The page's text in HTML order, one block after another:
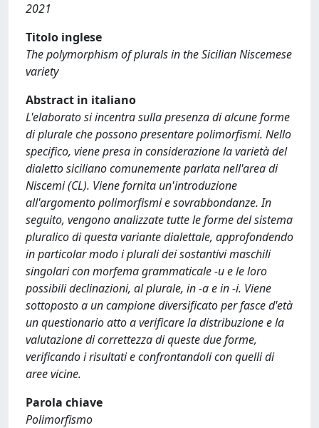
2021
Titolo inglese
The polymorphism of plurals in the Sicilian Niscemese
variety
Abstract in italiano
L'elaborato si incentra sulla presenza di alcune forme
di plurale che possono presentare polimorfismi. Nello
specifico, viene presa in considerazione la varietà del
dialetto siciliano comunemente parlata nell'area di
Niscemi (CL). Viene fornita un'introduzione
all'argomento polimorfismi e sovrabbondanze. In
seguito, vengono analizzate tutte le forme del sistema
pluralico di questa variante dialettale, approfondendo
in particolar modo i plurali dei sostantivi maschili
singolari con morfema grammaticale -u e le loro
possibili declinazioni, al plurale, in -a e in -i. Viene
sottoposto a un campione diversificato per fasce d'età
un questionario atto a verificare la distribuzione e la
valutazione di correttezza di queste due forme,
verificando i risultati e confrontandoli con quelli di
aree vicine.
Parola chiave
Polimorfismo